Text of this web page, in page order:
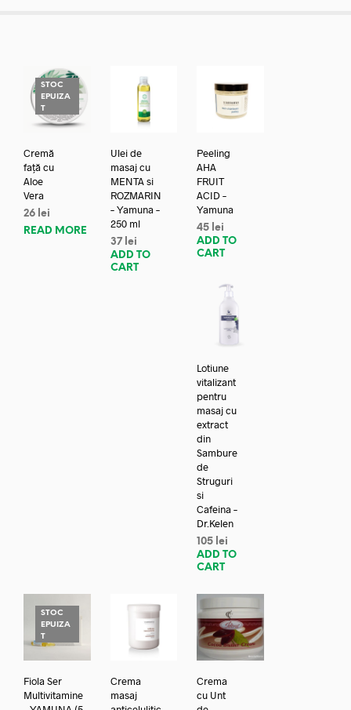
STOC
EPUIZA
T
Cremă
față cu
Aloe
Vera
26 lei
READ MORE
Ulei de
masaj cu
MENTA si
ROZMARIN
– Yamuna –
250 ml
37 lei
ADD TO
CART
Peeling
AHA
FRUIT
ACID –
Yamuna
45 lei
ADD TO
CART
Lotiune
vitalizant
pentru
masaj cu
extract
din
Sambure
de
Struguri
si
Cafeina –
Dr.Kelen
105 lei
ADD TO
CART
STOC
EPUIZA
T
Fiola Ser
Multivitamine
Crema
masaj
Crema
cu Unt